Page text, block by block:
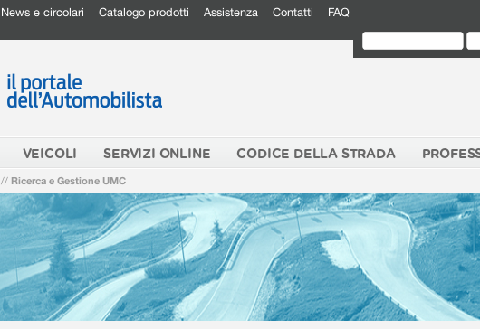
News e circolari Catalogo prodotti Assistenza Contatti FAQ
VEICOLI SERVIZI ONLINE CODICE DELLA STRADA
// Ricerca e Gestione UMC